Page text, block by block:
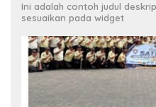
Ini adalah contoh judul
sesuaikan pada widget